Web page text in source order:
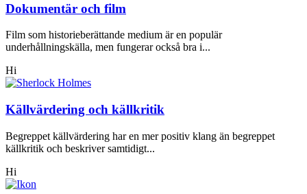
Dokumentär och film
Film som historieberättande medium är en populär
underhållningskälla, men fungerar också bra i...
Hi
Källvärdering och källkritik
Begreppet källvärdering har en mer positiv klang än begreppet
källkritik och beskriver samtidigt...
Hi